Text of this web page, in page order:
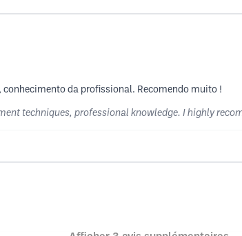
da profissional. Recomendo muito !
techniques, professional knowledge. I highly